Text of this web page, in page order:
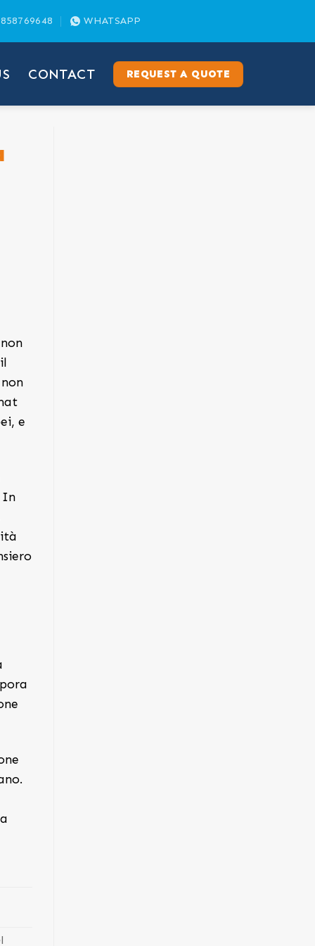
WHATSAPP
CONTACT REQUEST A QUOTE
e
In